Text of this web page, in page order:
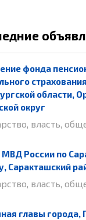
фонда
области,
округ
власть,
МВД России по
Саракташский
власть,
главы города,